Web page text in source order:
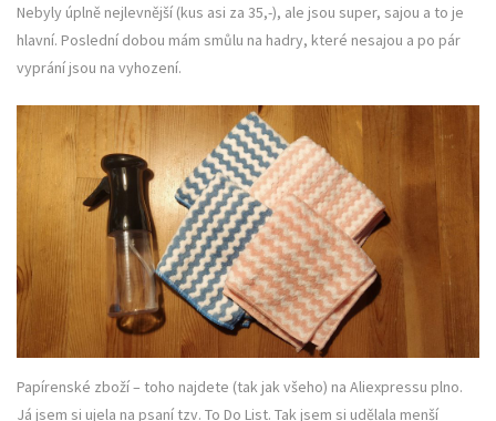
Nebyly úplně nejlevnější (kus asi za 35,-), ale jsou super, sajou a to je
hlavní. Poslední dobou mám smůlu na hadry, které nesajou a po pár
vyprání jsou na vyhození.
Papírenské zboží – toho najdete (tak jak všeho) na Aliexpressu plno.
Já jsem si ujela na psaní tzv. To Do List. Tak jsem si udělala menší